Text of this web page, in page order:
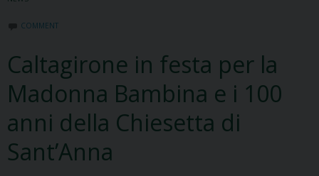
COMMENT
Caltagirone in festa per la
Madonna Bambina e i 100
anni della Chiesetta di
Sant’Anna